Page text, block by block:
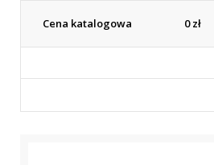
Cena katalogowa 0zł